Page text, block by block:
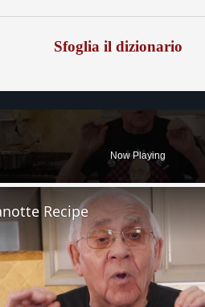
Sfoglia il dizionario
Now Playing
Recipe